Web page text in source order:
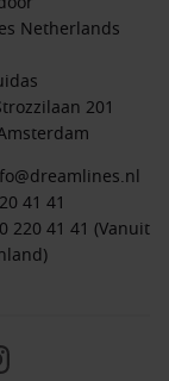
Netherlands
201
41 41
220 41 41 (Vanuit